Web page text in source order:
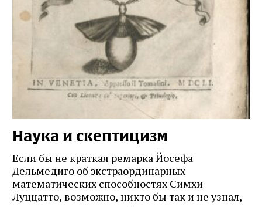
Наука и скептицизм
Если бы не краткая ремарка Йосефа
Дельмедиго об экстраординарных
математических способностях Симхи
Луццатто, возможно, никто бы так и не узнал,